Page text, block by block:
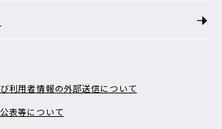
利用者情報の外部送信について
表等について